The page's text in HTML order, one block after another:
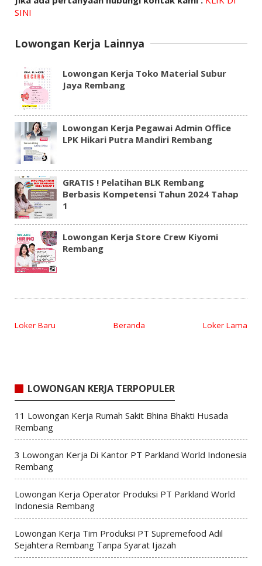
SINI
Lowongan Kerja Lainnya
Lowongan Kerja Toko Material Subur
Jaya Rembang
Lowongan Kerja Pegawai Admin Office
LPK Hikari Putra Mandiri Rembang
GRATIS ! Pelatihan BLK Rembang
Berbasis Kompetensi Tahun 2024 Tahap
1
Lowongan Kerja Store Crew Kiyomi
Rembang
Loker Baru Loker Lama
Beranda
LOWONGAN KERJA TERPOPULER
11 Lowongan Kerja Rumah Sakit Bhina Bhakti Husada
Rembang
3 Lowongan Kerja Di Kantor PT Parkland World Indonesia
Rembang
Lowongan Kerja Operator Produksi PT Parkland World
Indonesia Rembang
Lowongan Kerja Tim Produksi PT Supremefood Adil
Sejahtera Rembang Tanpa Syarat Ijazah